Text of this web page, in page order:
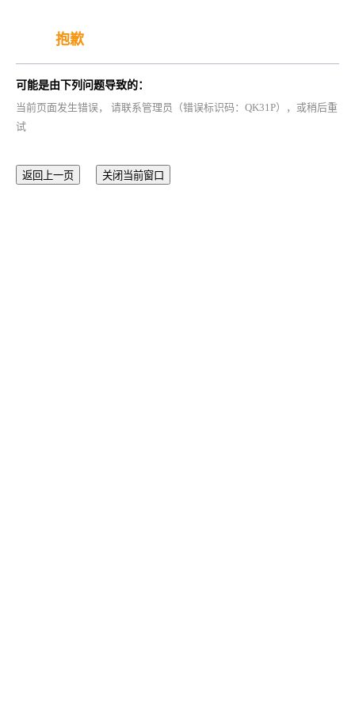
抱歉
可能是由下列问题导致的：
当前页面发生错误， 请联系管理员（错误标识码：QK31P），或稍后重
试